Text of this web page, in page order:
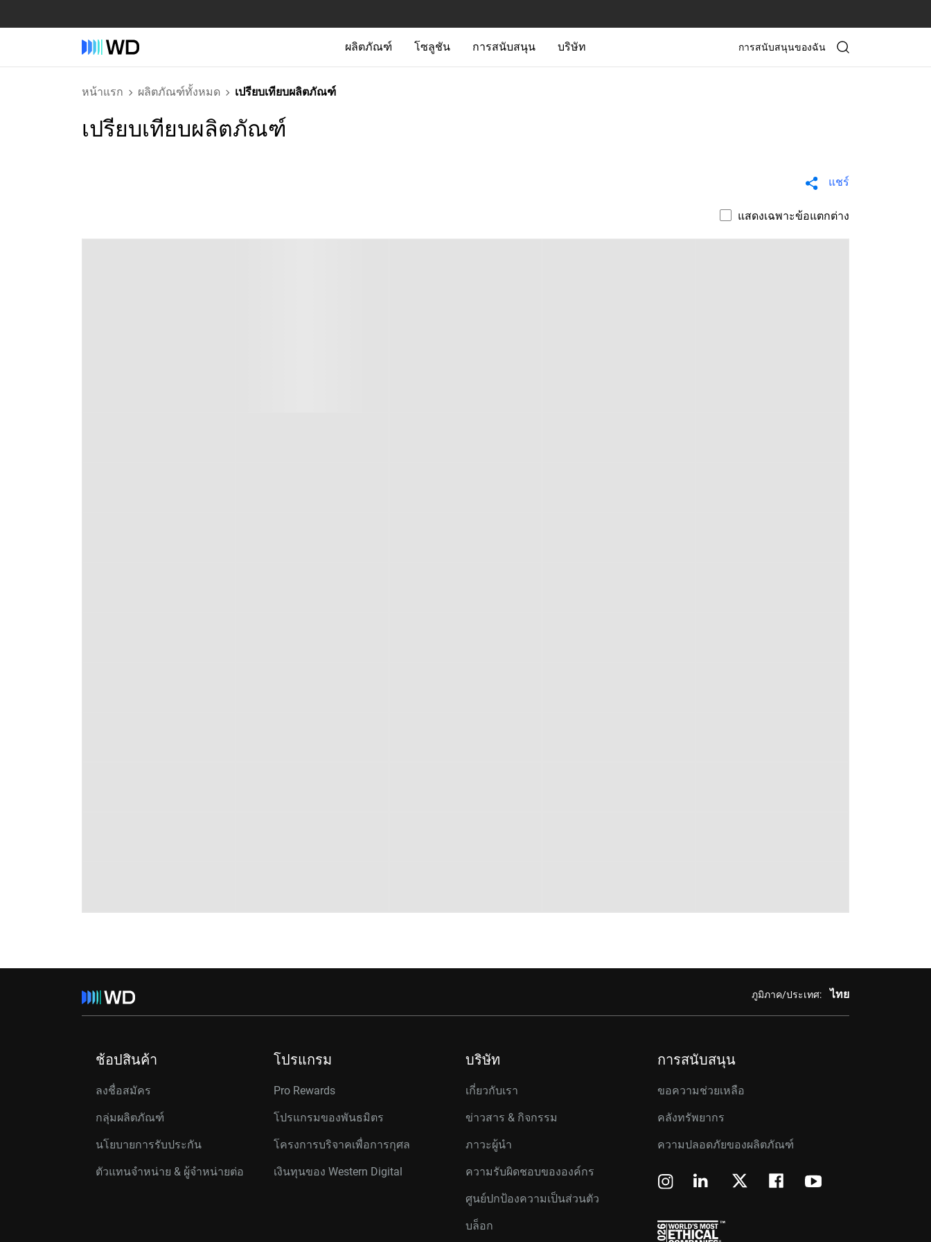
ผลิตภัณฑ์ โซลูชัน การสนับสนุน บริษัท การสนับสนุนของฉัน
หน้าแรก ผลิตภัณฑ์ทั้งหมด เปรียบเทียบผลิตภัณฑ์
เปรียบเทียบผลิตภัณฑ์
แชร์
แสดงเฉพาะข้อแตกต่าง
ภูมิภาค/ประเทศ: ไทย
ช้อปสินค้า
ลงชื่อสมัคร
กลุ่มผลิตภัณฑ์
นโยบายการรับประกัน
ตัวแทนจำหน่าย & ผู้จำหน่ายต่อ
โปรแกรม
Pro Rewards
โปรแกรมของพันธมิตร
โครงการบริจาคเพื่อการกุศล
เงินทุนของ Western Digital
บริษัท
เกี่ยวกับเรา
ข่าวสาร & กิจกรรม
ภาวะผู้นำ
ความรับผิดชอบขององค์กร
ศูนย์ปกป้องความเป็นส่วนตัว
บล็อก
การสนับสนุน
ขอความช่วยเหลือ
คลังทรัพยากร
ความปลอดภัยของผลิตภัณฑ์